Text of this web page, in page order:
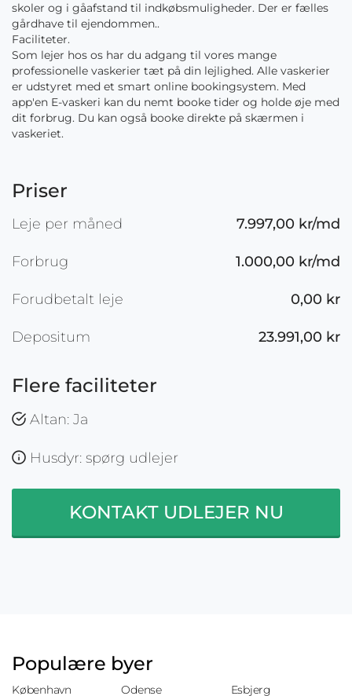
skoler og i gåafstand til indkøbsmuligheder. Der er fælles
gårdhave til ejendommen..
Faciliteter.
Som lejer hos os har du adgang til vores mange
professionelle vaskerier tæt på din lejlighed. Alle vaskerier
er udstyret med et smart online bookingsystem. Med
app'en E-vaskeri kan du nemt booke tider og holde øje med
dit forbrug. Du kan også booke direkte på skærmen i
vaskeriet.
Priser
Leje per måned 7.997,00 kr/md
Forbrug 1.000,00 kr/md
Forudbetalt leje 0,00 kr
Depositum 23.991,00 kr
Flere faciliteter
Altan: Ja
Husdyr: spørg udlejer
KONTAKT UDLEJER NU
Populære byer
København Odense Esbjerg